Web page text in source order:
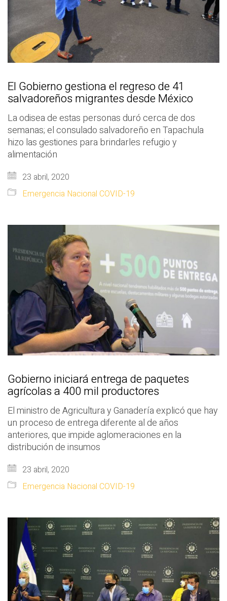
El Gobierno gestiona el regreso de 41
salvadoreños migrantes desde México
La odisea de estas personas duró cerca de dos
semanas; el consulado salvadoreño en Tapachula
hizo las gestiones para brindarles refugio y
alimentación
23 abril, 2020
Emergencia Nacional COVID-19
Gobierno iniciará entrega de paquetes
agrícolas a 400 mil productores
El ministro de Agricultura y Ganadería explicó que hay
un proceso de entrega diferente al de años
anteriores, que impide aglomeraciones en la
distribución de insumos
23 abril, 2020
Emergencia Nacional COVID-19